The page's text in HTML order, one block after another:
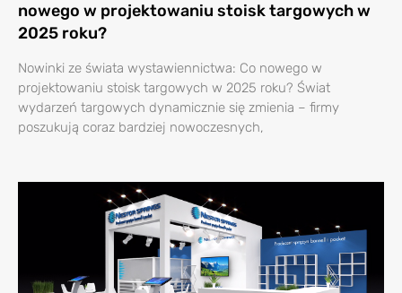
nowego w projektowaniu stoisk targowych w
2025 roku?
Nowinki ze świata wystawiennictwa: Co nowego w
projektowaniu stoisk targowych w 2025 roku? Świat
wydarzeń targowych dynamicznie się zmienia – firmy
poszukują coraz bardziej nowoczesnych,